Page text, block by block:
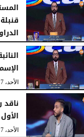
الأحد، 7 يونيو 2026 01:17 صـ
الأحد، 7 يونيو 2026
الأحد، 7 يونيو 2026